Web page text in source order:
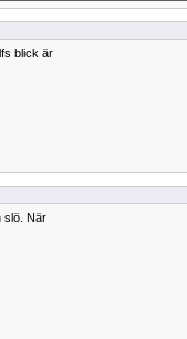
blick är
slö. När